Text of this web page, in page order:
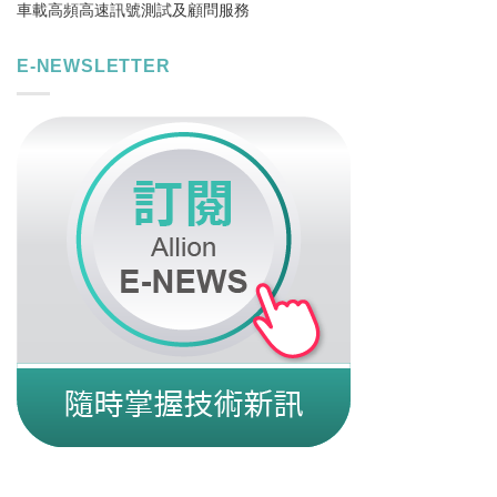
車載高頻高速訊號測試及顧問服務
E-NEWSLETTER